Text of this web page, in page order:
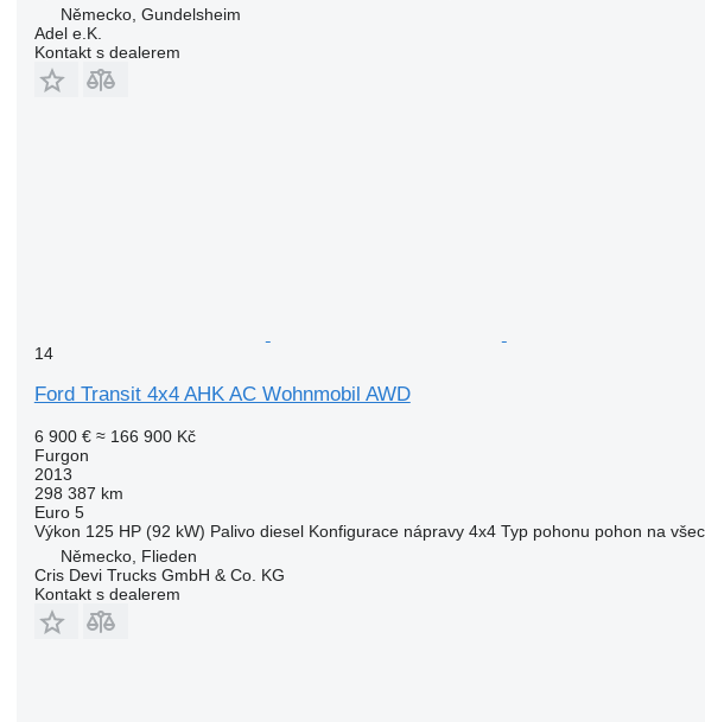
Německo, Gundelsheim
Adel e.K.
Kontakt s dealerem
14
Ford Transit 4x4 AHK AC Wohnmobil AWD
6 900 € ≈ 166 900 Kč
Furgon
2013
298 387 km
Euro 5
Výkon 125 HP (92 kW) Palivo diesel Konfigurace nápravy 4x4 Typ pohonu pohon na
Německo, Flieden
Cris Devi Trucks GmbH & Co. KG
Kontakt s dealerem